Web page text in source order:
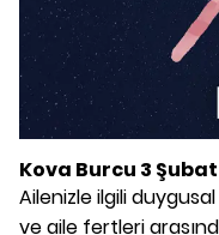
Kova Burcu 3
Ailenizle ilgili
ve aile fertleri